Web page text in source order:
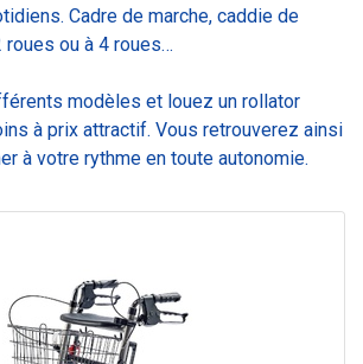
Cadre de marche, caddie de
roues ou à 4 roues…
modèles et louez un rollator
à prix attractif. Vous retrouverez ainsi
à votre rythme en toute autonomie.